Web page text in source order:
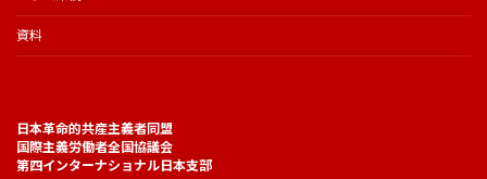
資料
日本革命的共産主義者同盟
国際主義労働者全国協議会
第四インターナショナル日本支部